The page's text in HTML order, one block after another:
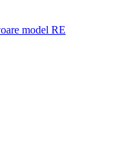
model RE